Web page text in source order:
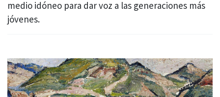
medio idóneo para dar voz a las generaciones más
jóvenes.